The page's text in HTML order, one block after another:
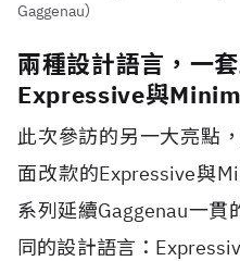
Gaggenau）
兩種設計語言，一
Expressive與
此次參訪的另一大亮點
面改款的Expressive與
系列延續Gaggenau一貫
同的設計語言：